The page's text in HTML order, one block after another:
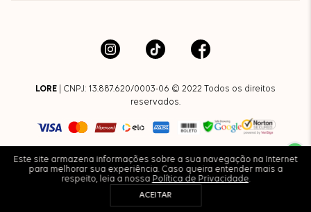
Este site armazena informações sobre a sua navegação na Internet
para melhorar sua experiência. Caso queira entender mais a
respeito, leia a nossa Política de Privacidade.
ACEITAR
LORE | CNPJ: 13.887.620/0003-06 © 2022 Todos os direitos
reservados.